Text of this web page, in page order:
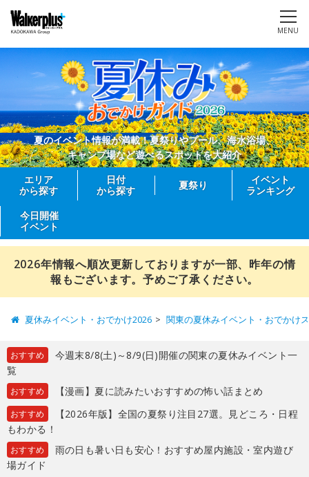
MENU
夏のイベント情報が満載！夏祭りやプール、海水浴場、
キャンプ場など遊べるスポットを大紹介
エリア
から探す
日付
から探す
夏祭り
イベント
ランキング
今日開催
イベント
2026年情報へ順次更新しておりますが一部、昨年の情
報もございます。予めご了承ください。
夏休みイベント・おでかけ2026 関東の夏休みイベント・おでかけ
おすすめ
今週末8/8(土)～8/9(日)開催の関東の夏休みイベント一
覧
おすすめ 【漫画】夏に読みたいおすすめの怖い話まとめ
おすすめ
【2026年版】全国の夏祭り注目27選。見どころ・日程
もわかる！
おすすめ
雨の日も暑い日も安心！おすすめ屋内施設・室内遊び
場ガイド